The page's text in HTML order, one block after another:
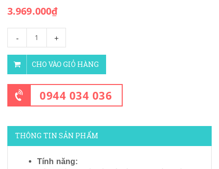
3.969.000₫
- +
CHO VÀO GIỎ HÀNG
0944 034 036
THÔNG TIN SẢN PHẨM
Tính năng: